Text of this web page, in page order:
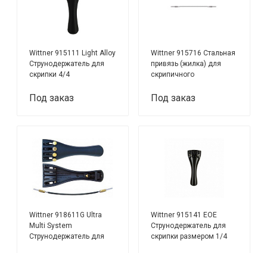
Wittner 915111 Light Alloy
Струнодержатель для
скрипки 4/4
Под заказ
Wittner 915716 Стальная
привязь (жилка) для
скрипичного
4/4+3/4
Под заказ
Wittner 918611G Ultra
Multi System
Струнодержатель для
Wittner 915141 EOE
Струнодержатель для
скрипки размером 1/4